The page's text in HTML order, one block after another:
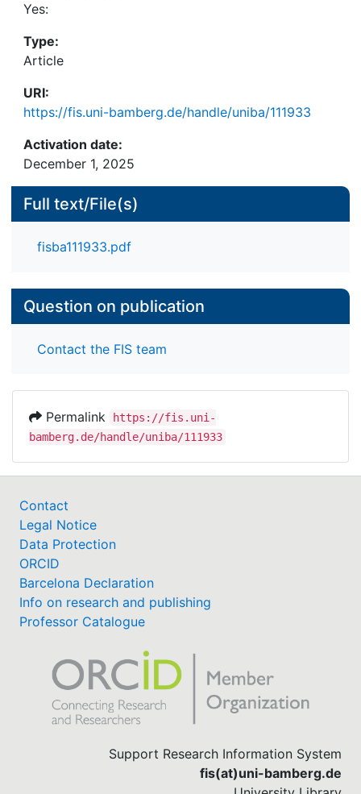
Yes:
Type:
Article
URI:
https://fis.uni-bamberg.de/handle/uniba/111933
Activation date:
December 1, 2025
Full text/File(s)
fisba111933.pdf
Question on publication
Contact the FIS team
Permalink
https://fis.uni-
bamberg.de/handle/uniba/111933
Contact
Legal Notice
Data Protection
ORCID
Barcelona Declaration
Info on research and publishing
Professor Catalogue
Support Research Information System
fis(at)uni-bamberg.de